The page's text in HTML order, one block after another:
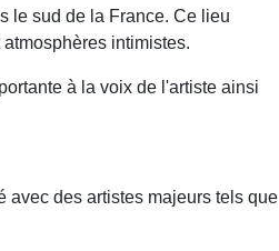
le sud de la France. Ce lieu
intimistes.
à la voix de l'artiste ainsi
avec des artistes majeurs tels que